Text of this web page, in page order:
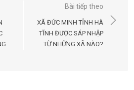
Bài tiếp theo
XÃ ĐỨC MINH TỈNH HÀ
TĨNH ĐƯỢC SÁP NHẬP
TỪ NHỮNG XÃ NÀO?